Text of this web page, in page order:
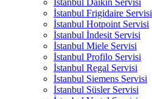
İstanbul Daikin Servisi
İstanbul Frigidaire Servisi
İstanbul Hotpoint Servisi
İstanbul İndesit Servisi
İstanbul Miele Servisi
İstanbul Profilo Servisi
İstanbul Regal Servisi
İstanbul Siemens Servisi
İstanbul Süsler Servisi